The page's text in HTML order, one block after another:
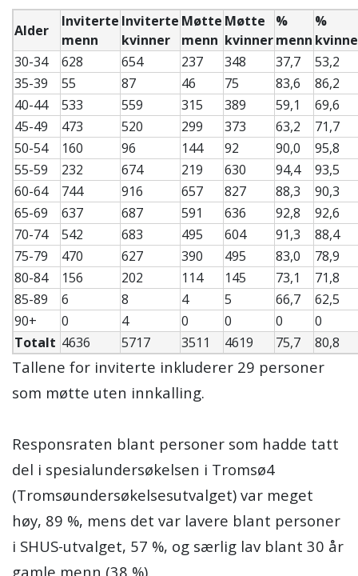
Alder
Inviterte
menn
Inviterte
kvinner
Møtte
menn
Møtte
kvinner
%
menn
%
30-34
628 654 237 348 37,7
53,2
35-39
55 87 46 75 83,6
86,2
40-44
533 559 315 389 59,1
69,6
45-49
473 520 299 373 63,2
71,7
50-54
160 96 144 92 90,0
95,8
55-59
232 674 219 630 94,4
93,5
60-64
744 916 657 827 88,3
90,3
65-69
637 687 591 636 92,8
92,6
70-74
542 683 495 604 91,3
88,4
75-79
470 627 390 495 83,0
78,9
80-84
156 202 114 145 73,1
71,8
85-89
6 8 4 5 66,7
62,5
90+
0 4 0 0 0
0
Totalt 4636 5717 3511 4619 75,7 80,8
Tallene for inviterte inkluderer 29 personer
som møtte uten innkalling.
Responsraten blant personer som hadde tatt
del i spesialundersøkelsen i Tromsø4
(Tromsøundersøkelsesutvalget) var meget
høy, 89 %, mens det var lavere blant personer
i SHUS-utvalget, 57 %, og særlig lav blant 30 år
gamle menn (38 %).